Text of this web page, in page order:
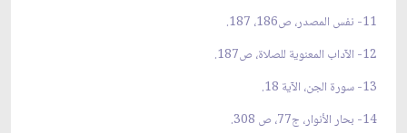
11- نفس المصدر، ص186، 187.
12- الآداب المعنوية للصلاة، ص187.
13- سورة الجن، الآية 18.
14- بحار الأنوار، ج77، ص 308.